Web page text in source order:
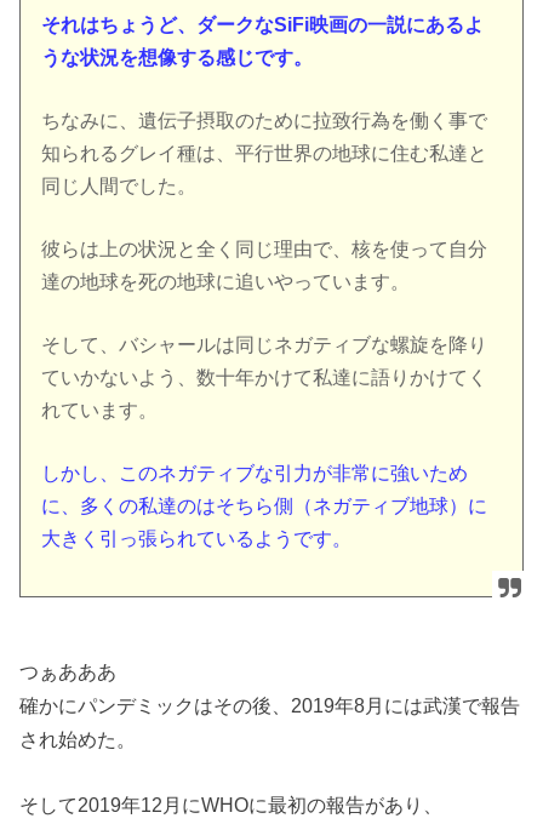
それはちょうど、ダークなSiFi映画の一説にあるよ
うな状況を想像する感じです。
ちなみに、遺伝子摂取のために拉致行為を働く事で
知られるグレイ種は、平行世界の地球に住む私達と
同じ人間でした。
彼らは上の状況と全く同じ理由で、核を使って自分
達の地球を死の地球に追いやっています。
そして、バシャールは同じネガティブな螺旋を降り
ていかないよう、数十年かけて私達に語りかけてく
れています。
しかし、このネガティブな引力が非常に強いため
に、多くの私達のはそちら側（ネガティブ地球）に
大きく引っ張られているようです。
つぁあああ
確かにパンデミックはその後、2019年8月には武漢で報告
され始めた。
そして2019年12月にWHOに最初の報告があり、